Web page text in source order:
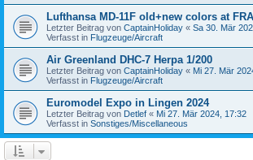
Lufthansa MD-11F old+new colors at
Letzter Beitrag von CaptainHoliday « Sa 30. Mär
Verfasst in Flugzeuge/Aircraft
Air Greenland DHC-7 Herpa 1/200
Letzter Beitrag von CaptainHoliday « Mi 27. Mär
Verfasst in Flugzeuge/Aircraft
Euromodel Expo in Lingen 2024
Letzter Beitrag von Detlef « Mi 27. Mär 2024, 17:32
Verfasst in Sonstiges/Miscellaneous